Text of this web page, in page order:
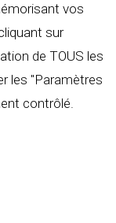
vos
sur
de TOUS les
les "Paramètres
contrôlé.